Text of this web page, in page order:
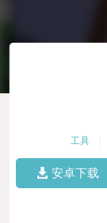
工具
安卓下载